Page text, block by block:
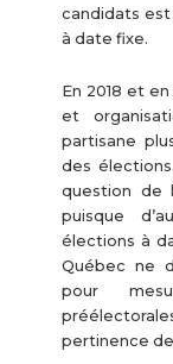
candidats
à date fixe.
En 2018 et
et
partisane
des
question de
puisque
élections à
Québec ne
pour
pertinence